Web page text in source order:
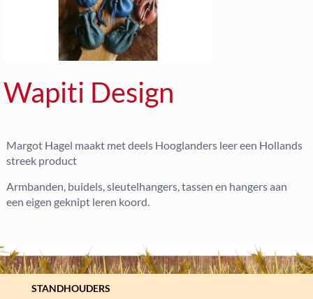
Wapiti Design
Margot Hagel maakt met deels Hooglanders leer een Hollands
streek product
Armbanden, buidels, sleutelhangers, tassen en hangers aan
een eigen geknipt leren koord.
STANDHOUDERS